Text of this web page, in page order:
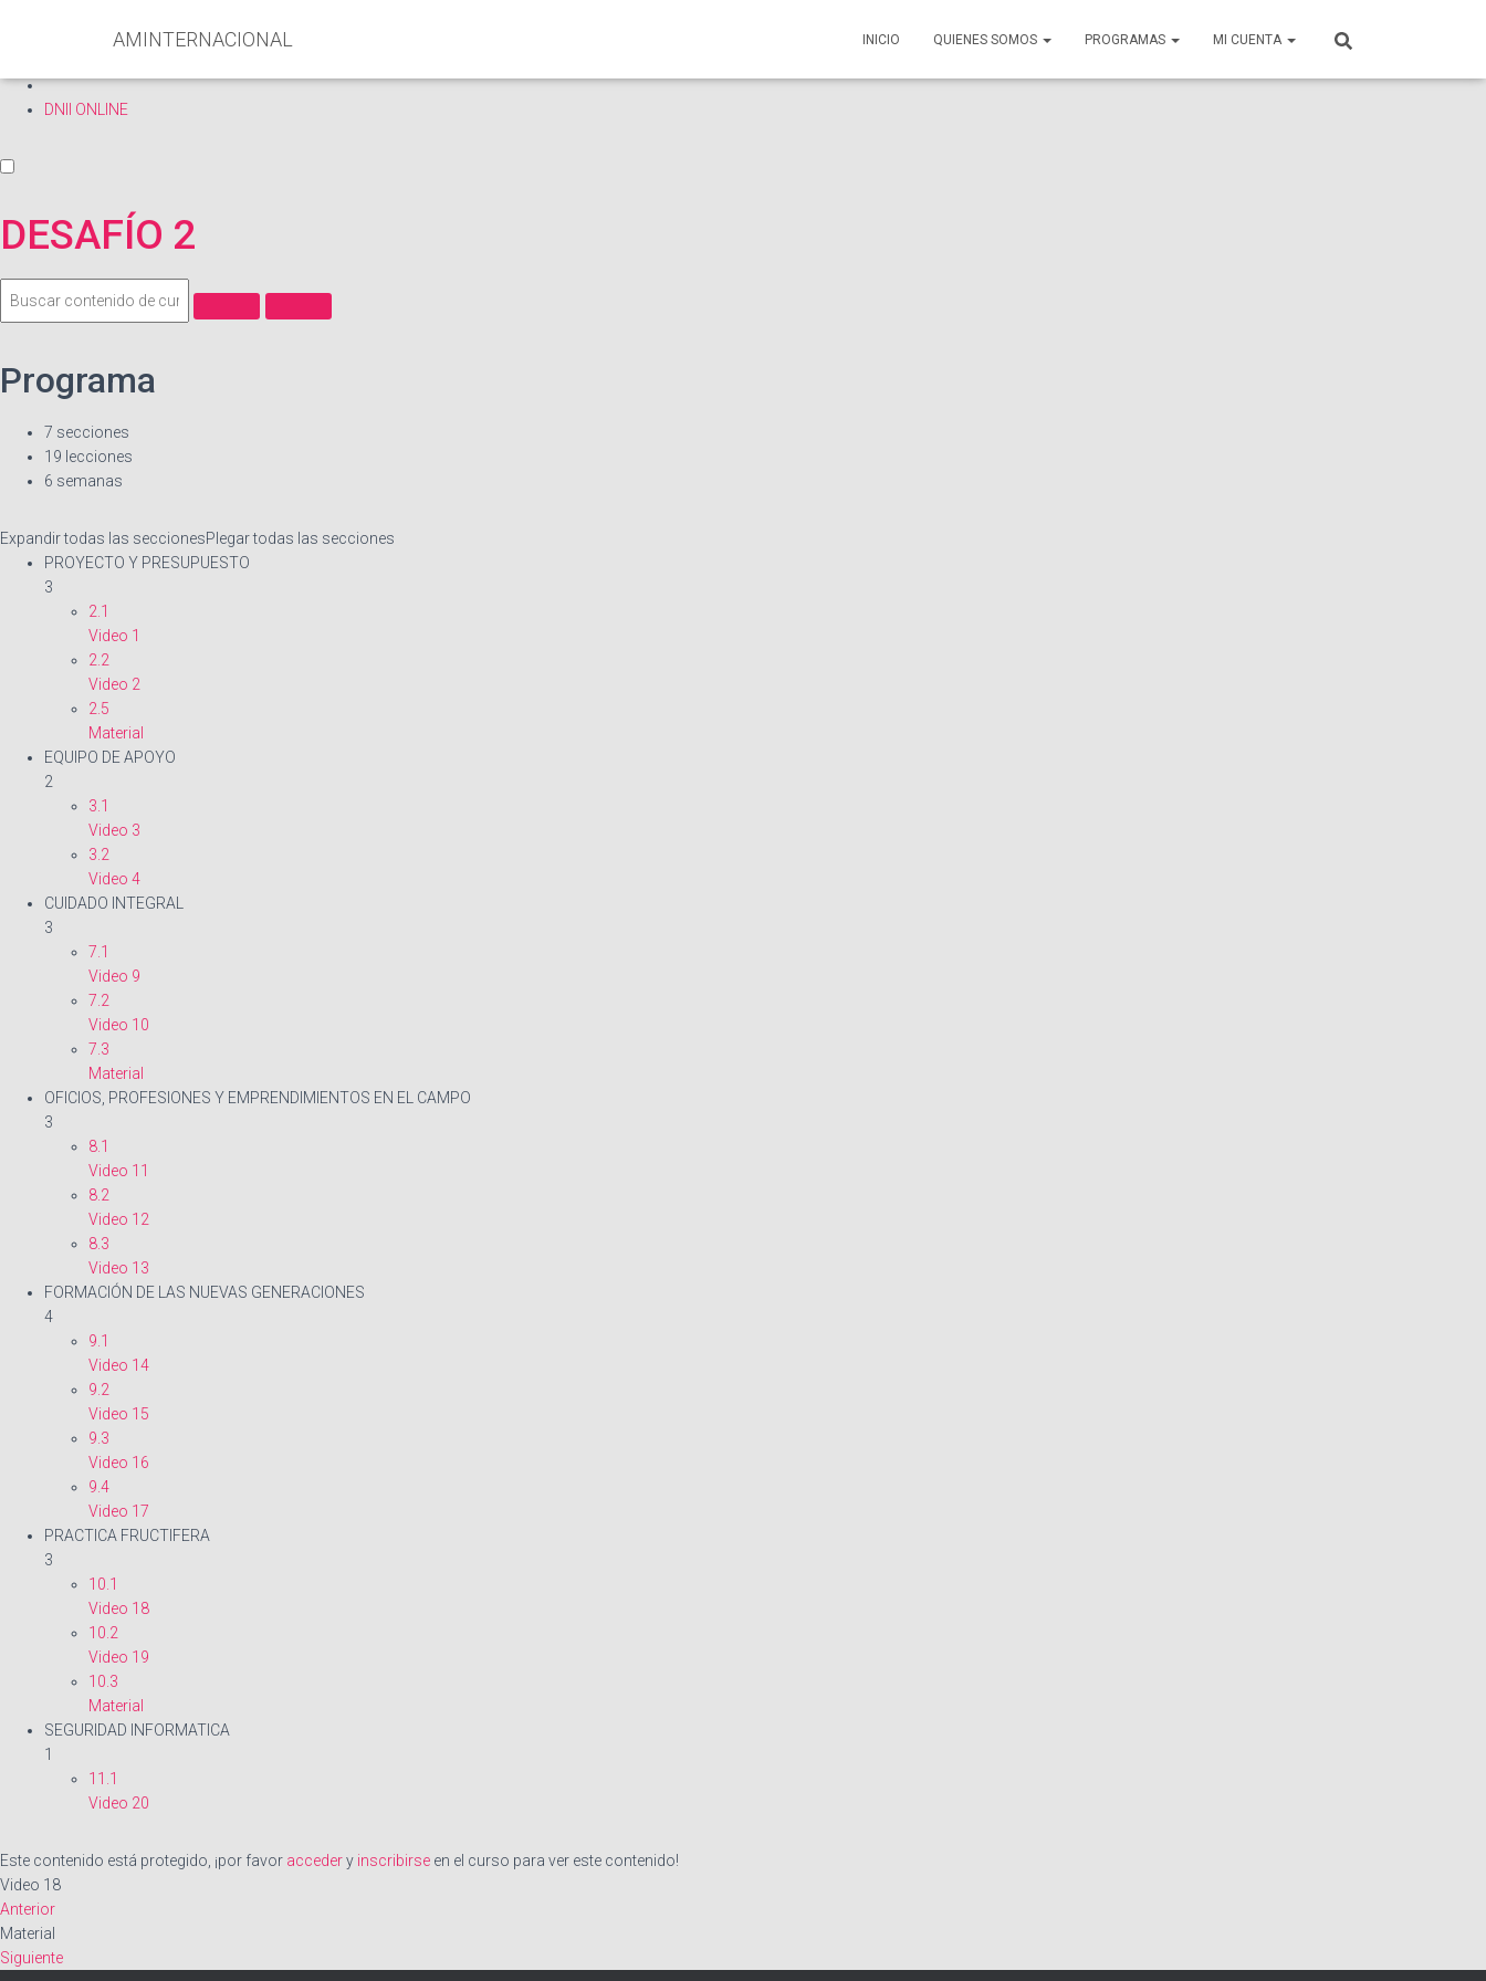
AMINTERNACIONAL INICIO QUIENES SOMOS PROGRAMAS MI CUENTA
DNII ONLINE
DESAFÍO 2
Programa
7 secciones
19 lecciones
6 semanas
Expandir todas las seccionesPlegar todas las secciones
PROYECTO Y PRESUPUESTO
3
2.1
Video 1
2.2
Video 2
2.5
Material
EQUIPO DE APOYO
2
3.1
Video 3
3.2
Video 4
CUIDADO INTEGRAL
3
7.1
Video 9
7.2
Video 10
7.3
Material
OFICIOS, PROFESIONES Y EMPRENDIMIENTOS EN EL CAMPO
3
8.1
Video 11
8.2
Video 12
8.3
Video 13
FORMACIÓN DE LAS NUEVAS GENERACIONES
4
9.1
Video 14
9.2
Video 15
9.3
Video 16
9.4
Video 17
PRACTICA FRUCTIFERA
3
10.1
Video 18
10.2
Video 19
10.3
Material
SEGURIDAD INFORMATICA
1
11.1
Video 20
Este contenido está protegido, ¡por favor accedery inscribirse en el curso para ver este contenido!
Video 18
Anterior
Material
Siguiente